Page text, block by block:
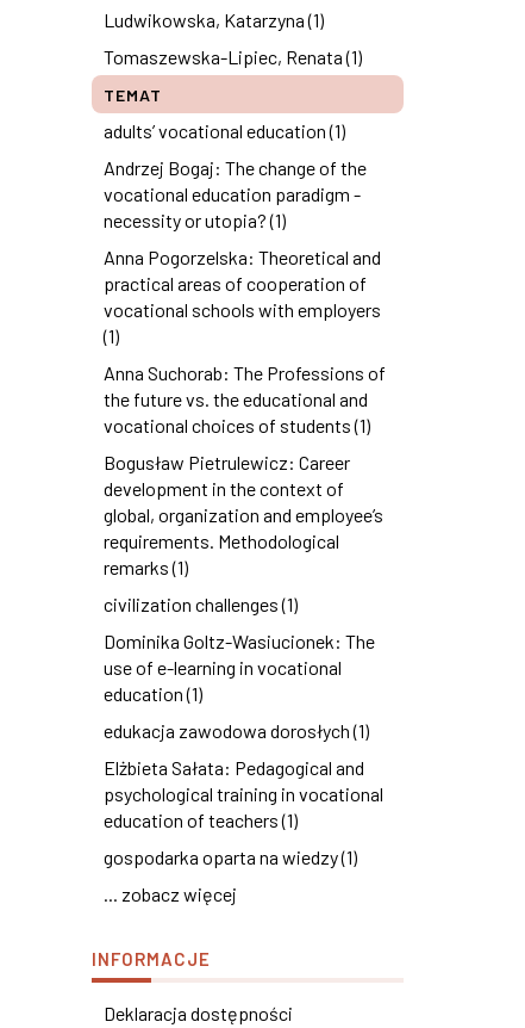
Ludwikowska, Katarzyna (1)
Tomaszewska-Lipiec, Renata (1)
TEMAT
adults’ vocational education (1)
Andrzej Bogaj: The change of the
vocational education paradigm -
necessity or utopia? (1)
Anna Pogorzelska: Theoretical and
practical areas of cooperation of
vocational schools with employers
(1)
Anna Suchorab: The Professions of
the future vs. the educational and
vocational choices of students (1)
Bogusław Pietrulewicz: Career
development in the context of
global, organization and employee’s
requirements. Methodological
remarks (1)
civilization challenges (1)
Dominika Goltz-Wasiucionek: The
use of e-learning in vocational
education (1)
edukacja zawodowa dorosłych (1)
Elżbieta Sałata: Pedagogical and
psychological training in vocational
education of teachers (1)
gospodarka oparta na wiedzy (1)
... zobacz więcej
INFORMACJE
Deklaracja dostępności